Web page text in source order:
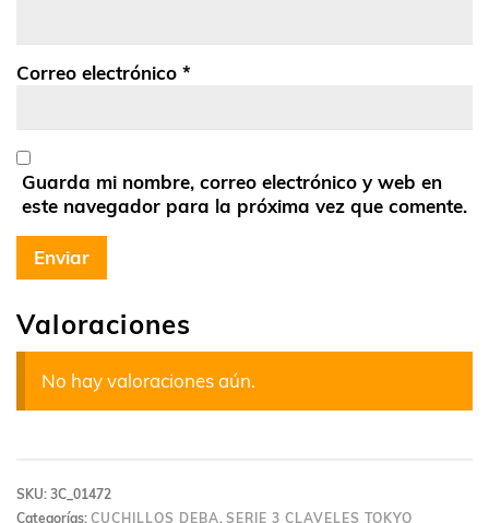
Valoraciones
No hay valoraciones aún.
Correo electrónico *
Guarda mi nombre, correo electrónico y web en
este navegador para la próxima vez que comente.
SKU: 3C_01472
Categorías: CUCHILLOS DEBA, SERIE 3 CLAVELES TOKYO